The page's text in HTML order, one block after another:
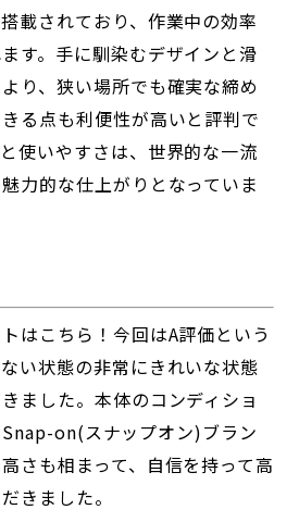
載されており、作業中の効率
す。手に馴染むデザインと滑
り、狭い場所でも確実な締め
る点も利便性が高いと評判で
使いやすさは、世界的な一流
力的な仕上がりとなっていま
はこちら！今回はA評価という
い状態の非常にきれいな状態
ました。本体のコンディショ
on(スナップオン)ブラン
さも相まって、自信を持って高
きました。